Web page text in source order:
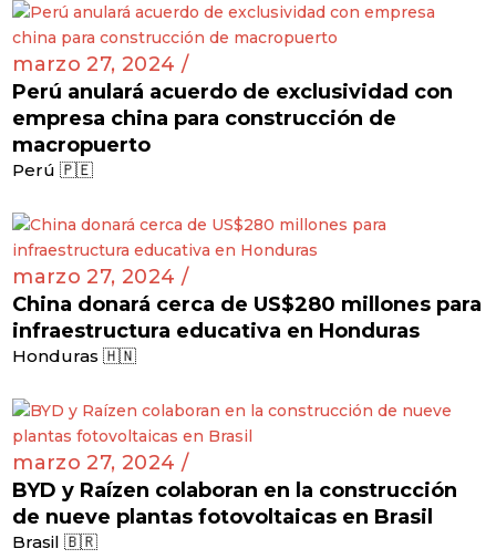
Editoriales
marzo 27, 2024 /
Perú anulará acuerdo de exclusividad con
empresa china para construcción de
Perú 🇵🇪
marzo 27, 2024 /
China donará cerca de US$280 millones para
Honduras 🇭🇳
marzo 27, 2024 /
BYD y Raízen colaboran en la construcción